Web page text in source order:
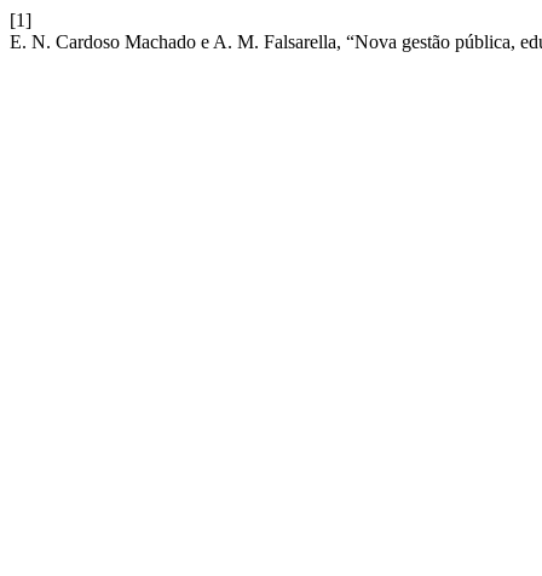
[1]
E. N. Cardoso Machado e A. M. Falsarella, “Nova gestão pública,